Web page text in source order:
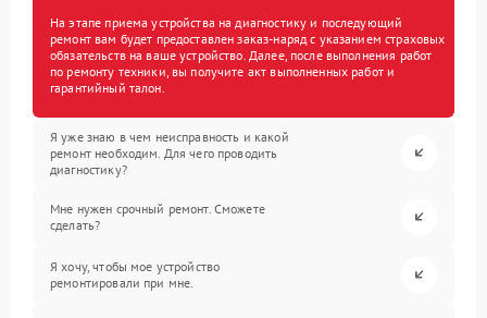
На этапе приема устройства на диагностику и последующий
ремонт вам будет предоставлен заказ-наряд с указанием страховых
обязательств на ваше устройство. Далее, после выполнения работ
по ремонту техники, вы получите акт выполненных работ и
гарантийный талон.
Я уже знаю в чем неисправность и какой
ремонт необходим. Для чего проводить
диагностику?
Мне нужен срочный ремонт. Сможете
сделать?
Я хочу, чтобы мое устройство
ремонтировали при мне.